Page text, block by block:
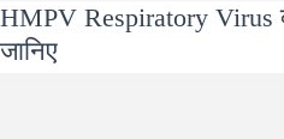
HMPV Respiratory Virus
जानिए